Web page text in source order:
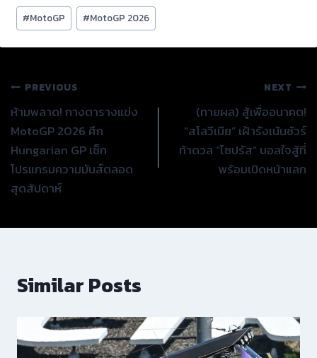
Post
Tags:
#MotoGP #MotoGP 2026
แนะแนว
เรื่อง
PREVIOUS
ห้ามพลาด! กางตารางแข่ง
MotoGP 2026 ศึก
Hungarian GP เช็ก
โปรแกรมความมันส์ตลอด
สุดสัปดาห์
NEXT
(ทายผล) สู้เพื่ออนาคต!
“สโลวีเนีย” เฝ้ารังเน้นชัวร์
ท้าดวล “ไซปรัส” บอลใจสู้ที่
พร้อมเปิดหน้าแลก
Similar Posts